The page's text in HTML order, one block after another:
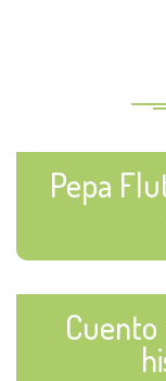
Pepa
Cuento